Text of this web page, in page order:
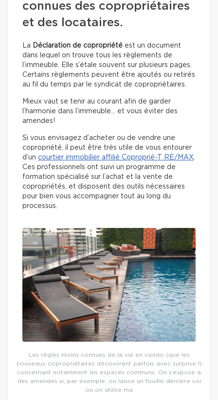
connues des copropriétaires
et des locataires.
La Déclaration de copropriété est un document
dans lequel on trouve tous les règlements de
l’immeuble. Elle s’étale souvent sur plusieurs pages.
Certains règlements peuvent être ajoutés ou retirés
au fil du temps par le syndicat de copropriétaires.
Mieux vaut se tenir au courant afin de garder
l’harmonie dans l’immeuble… et vous éviter des
amendes!
Si vous envisagez d’acheter ou de vendre une
copropriété, il peut être très utile de vous entourer
d’un courtier immobilier affilié Coproprié-T RE/MAX.
Ces professionnels ont suivi un programme de
formation spécialisé sur l’achat et la vente de
copropriétés, et disposent des outils nécessaires
pour bien vous accompagner tout au long du
processus.
Les règles moins connues de la vie en condo (que les
nouveaux copropriétaires découvrent parfois avec surprise !)
concernant notamment les espaces communs. On s’expose à
des amendes si, par exemple, on laisse un fouillis derrière soi
ou on utilise ma